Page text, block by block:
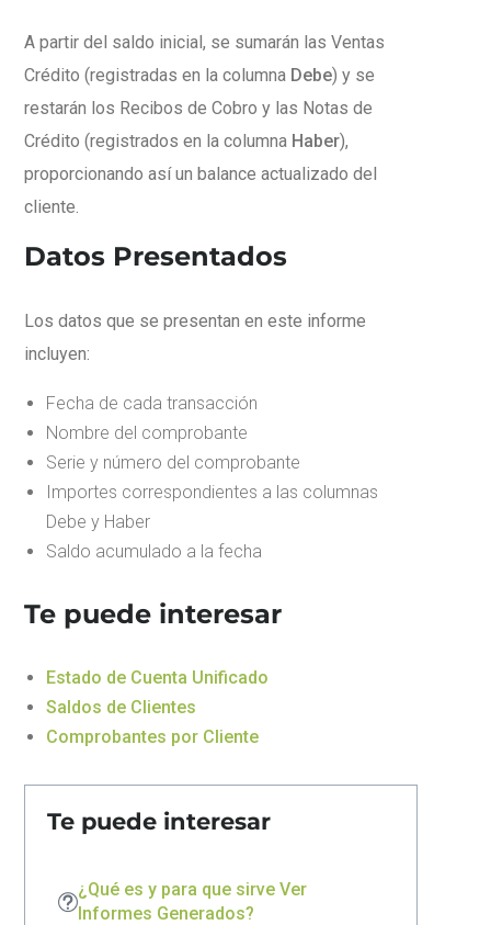
A partir del saldo inicial, se sumarán las Ventas
Crédito (registradas en la columna Debe) y se
restarán los Recibos de Cobro y las Notas de
Crédito (registrados en la columna Haber),
proporcionando así un balance actualizado del
cliente.
Datos Presentados
Los datos que se presentan en este informe
incluyen:
Fecha de cada transacción
Nombre del comprobante
Serie y número del comprobante
Importes correspondientes a las columnas
Debe y Haber
Saldo acumulado a la fecha
Te puede interesar
Estado de Cuenta Unificado
Saldos de Clientes
Comprobantes por Cliente
Te puede interesar
¿Qué es y para que sirve Ver
Informes Generados?